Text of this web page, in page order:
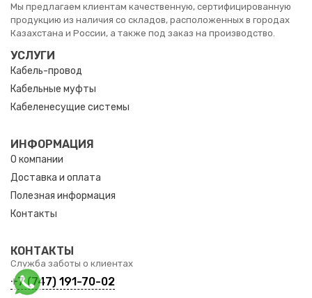
Мы предлагаем клиентам качественную, сертифицированную
продукцию из наличия со складов, расположенных в городах
Казахстана и России, а также под заказ на производство.
УСЛУГИ
Кабель-провод
Кабельные муфты
Кабеленесущие системы
ИНФОРМАЦИЯ
О компании
Доставка и оплата
Полезная информация
Контакты
КОНТАКТЫ
Служба заботы о клиентах
+7 (747) 191-70-02